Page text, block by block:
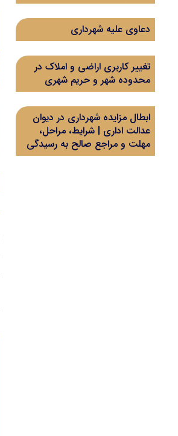
دعاوی علیه شهرداری
تغییر کاربری اراضی و املاک در
محدوده شهر و حریم شهری
ابطال مزایده شهرداری در دیوان
عدالت اداری | شرایط، مراحل،
مهلت و مراجع صالح به رسیدگی